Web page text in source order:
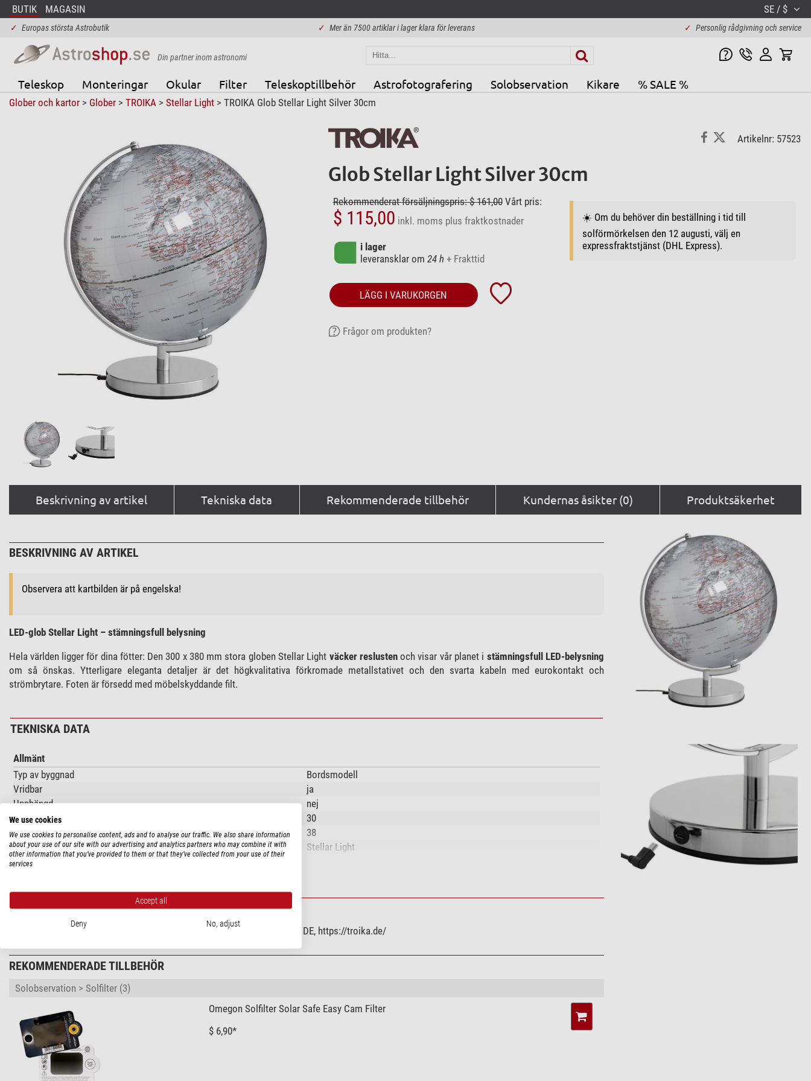
BUTIK MAGASIN SE / $
✓ Europas största Astrobutik ✓ Mer än 7500 artiklar i lager klara för leverans ✓ Personlig rådgivning och service
Din partner inom astronomi
Teleskop Monteringar Okular Filter Teleskoptillbehör Astrofotografering Solobservation Kikare % SALE %
Glober och kartor> Glober> TROIKA > Stellar Light> TROIKA Glob Stellar Light Silver 30cm
Artikelnr: 57523
Glob Stellar Light Silver 30cm
Rekommenderat försäljningspris: $ 161,00Vårt pris:
$ 115,00 inkl. moms plus fraktkostnader
i lager
leveransklar om 24 h + Frakttid
☀️ Om du behöver din beställning i tid till
solförmörkelsen den 12 augusti, välj en
expressfraktstjänst (DHL Express).
LÄGG I VARUKORGEN
Frågor om produkten?
Beskrivning av artikel Tekniska data Rekommenderade tillbehör Kundernas åsikter (0) Produktsäkerhet
BESKRIVNING AV ARTIKEL
Observera att kartbilden är på engelska!
LED-glob Stellar Light – stämningsfull belysning
Hela världen ligger för dina fötter: Den 300 x 380 mm stora globen Stellar Light väcker reslustenoch visar vår planet i stämningsfull LED-belysning
om så önskas. Ytterligare eleganta detaljer är det högkvalitativa förkromade metallstativet och den svarta kabeln med eurokontakt och
strömbrytare. Foten är försedd med möbelskyddande filt.
TEKNISKA DATA
Allmänt
Typ av byggnad
Bordsmodell
Vridbar
ja
Upphängd
nej
Diameter (cm)
30
Totalhöjd (cm)
38
Serie
Stellar Light
Belyst
ja
Kulmaterial
Meridian
Metall
Fot
Särskilda egenskaper
Designglob
Antikglob
Visa mer...
PRODUKTSÄKERHET
TROIKA Germany GmbH, Nisterfeld 11, 57629 Müschenbach, DE, https://troika.de/
REKOMMENDERADE TILLBEHÖR
Solobservation > Solfilter (3)
Omegon Solfilter Solar Safe Easy Cam Filter
$ 6,90*
We use cookies
We use cookies to personalise content, ads and to analyse our traffic. We also share information
about your use of our site with our advertising and analytics partners who may combine it with
other information that you’ve provided to them or that they’ve collected from your use of their
services
Accept all
Deny No, adjust